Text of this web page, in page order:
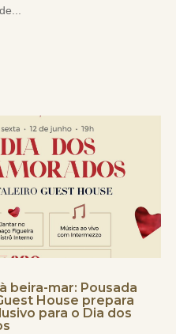
beira-mar: Pousada
House prepara
para o Dia dos